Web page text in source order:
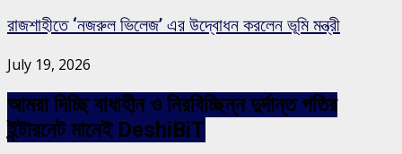
রাজশাহীতে ‘নজরুল ভিলেজ’ এর উদ্বোধন করলেন ভূমি মন্ত্রী
July 19, 2026
আমরা দিচ্ছি বাধাহীন ও নিরবিচ্ছিন্ন দুর্দান্ত গতির
ইন্টারনেট মানেই DeshiBiT